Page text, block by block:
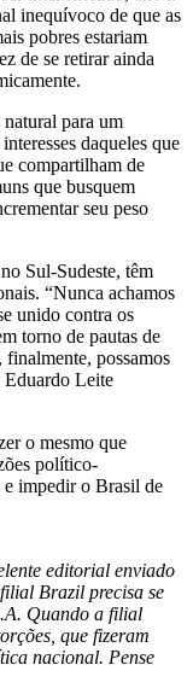
inequívoco de que as
pobres estariam
de se retirar ainda
para um
daqueles que
compartilham de
que busquem
seu peso
Sul-Sudeste, têm
“Nunca achamos
unido contra os
torno de pautas de
finalmente, possamos
Eduardo Leite
o mesmo que
político-
impedir o Brasil de
editorial enviado
Brazil precisa se
Quando a filial
que fizeram
nacional. Pense